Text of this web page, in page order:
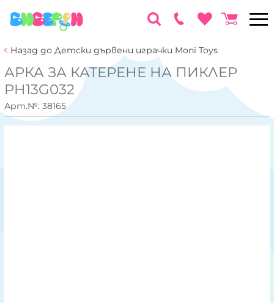
Назад до Детски дървени играчки Moni Toys
АРКА ЗА КАТЕРЕНЕ НА ПИКЛЕР
PH13G032
Арт.№: 38165